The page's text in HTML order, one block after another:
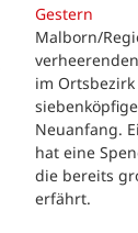
Gestern
Malborn/
im
Neuanfang.
hat eine
die bereits
erfährt.